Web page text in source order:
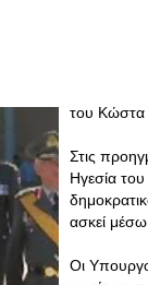
του
Στις
Ηγεσία
ασκεί
Οι